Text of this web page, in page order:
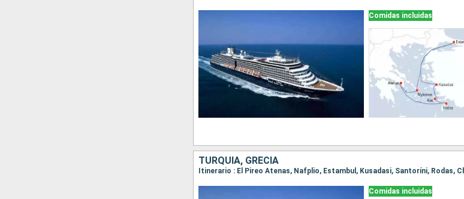
Comidas incluidas
TURQUÍA, GRECIA
Itinerario : El Pireo Atenas, Nafplio, Estambul, Kusadasi, Santoríni, Rodas,
Comidas incluidas